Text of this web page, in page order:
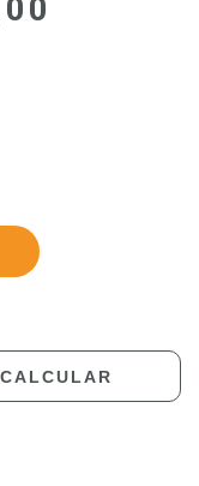
CALCULAR